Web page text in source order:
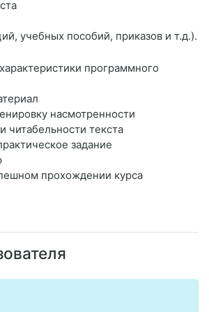
учебных пособий, приказов и т.д.).
программного
насмотренности
читабельности текста
задание
прохождении курса